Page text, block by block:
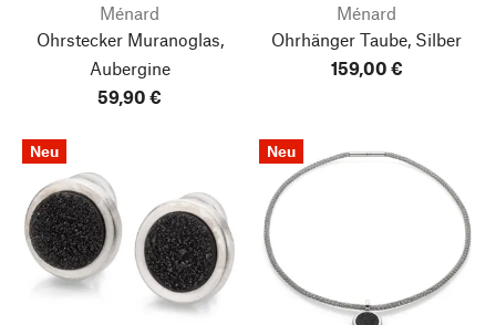
Ménard
Ohrstecker Muranoglas,
Aubergine
59,90 €
Ménard
Ohrhänger Taube, Silber
159,00 €
Neu Neu